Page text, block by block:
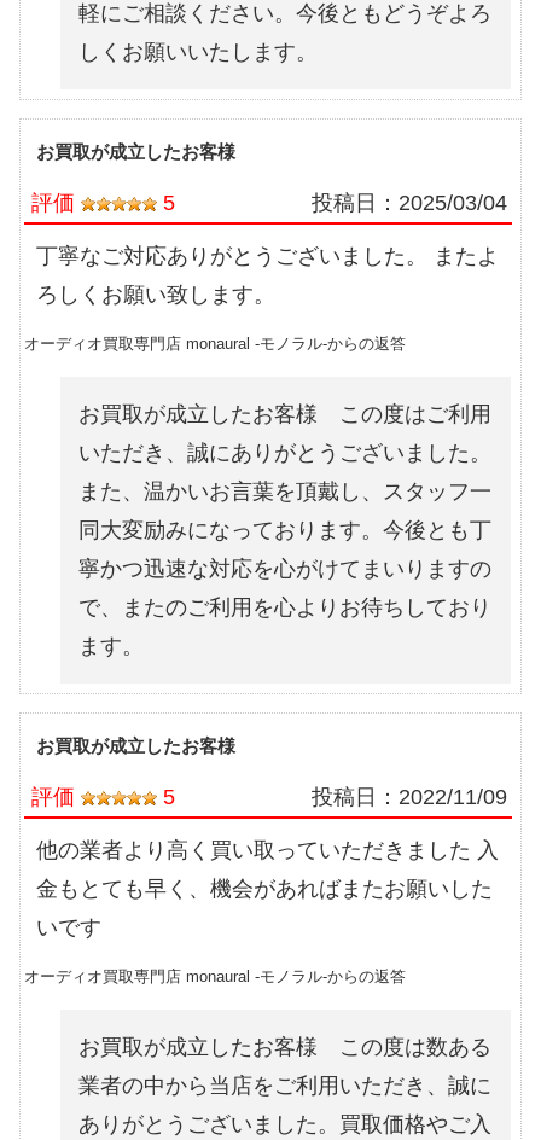
軽にご相談ください。今後ともどうぞよろ
しくお願いいたします。
お買取が成立したお客様
評価 5 投稿日： 2025/03/04
丁寧なご対応ありがとうございました。 またよ
ろしくお願い致します。
オーディオ買取専門店 monaural -モノラル-からの返答
お買取が成立したお客様 この度はご利用
いただき、誠にありがとうございました。
また、温かいお言葉を頂戴し、スタッフ一
同大変励みになっております。今後とも丁
寧かつ迅速な対応を心がけてまいりますの
で、またのご利用を心よりお待ちしており
ます。
お買取が成立したお客様
評価 5 投稿日： 2022/11/09
他の業者より高く買い取っていただきました 入
金もとても早く、機会があればまたお願いした
いです
オーディオ買取専門店 monaural -モノラル-からの返答
お買取が成立したお客様 この度は数ある
業者の中から当店をご利用いただき、誠に
ありがとうございました。買取価格やご入